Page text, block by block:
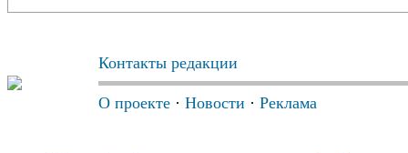
Контакты редакции
О проекте · Новости · Реклама